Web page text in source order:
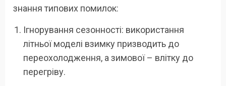
знання типових помилок:
Ігнорування сезонності: використання
літньої моделі взимку призводить до
переохолодження, а зимової – влітку до
перегріву.